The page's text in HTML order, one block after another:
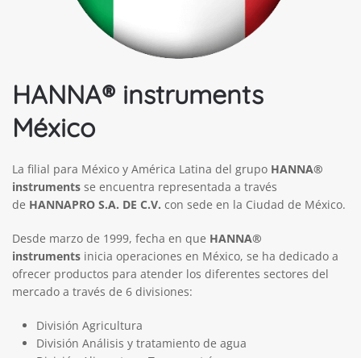
HANNA® instruments
México
La filial para México y América Latina del grupo HANNA®
instruments se encuentra representada a través
de HANNAPRO S.A. DE C.V. con sede en la Ciudad de México.
Desde marzo de 1999, fecha en que HANNA®
instruments inicia operaciones en México, se ha dedicado a
ofrecer productos para atender los diferentes sectores del
mercado a través de 6 divisiones:
División Agricultura
División Análisis y tratamiento de agua